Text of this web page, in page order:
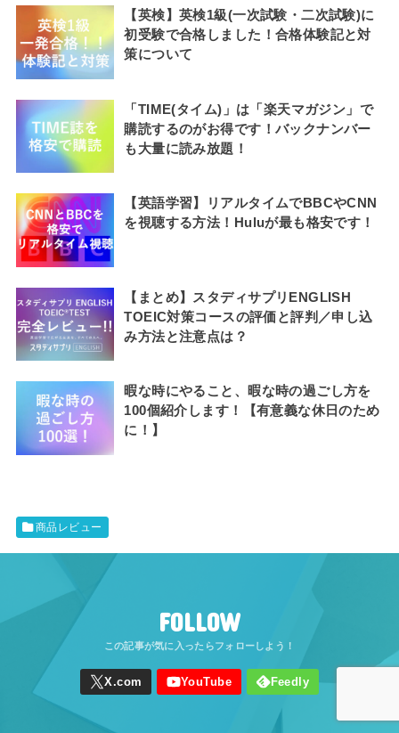
【英検】英検1級(一次試験・二次試験)に
初受験で合格しました！合格体験記と対
策について
「TIME(タイム)」は「楽天マガジン」で
購読するのがお得です！バックナンバー
も大量に読み放題！
【英語学習】リアルタイムでBBCやCNN
を視聴する方法！Huluが最も格安です！
【まとめ】スタディサプリENGLISH
TOEIC対策コースの評価と評判／申し込
み方法と注意点は？
暇な時にやること、暇な時の過ごし方を
100個紹介します！【有意義な休日のため
に！】
商品レビュー
FOLLOW